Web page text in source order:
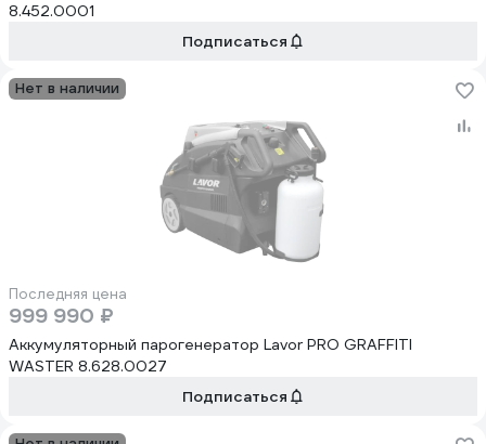
8.452.0001
Подписаться
Нет в наличии
Последняя цена
999 990 ₽
Аккумуляторный парогенератор Lavor PRO GRAFFITI
WASTER 8.628.0027
Подписаться